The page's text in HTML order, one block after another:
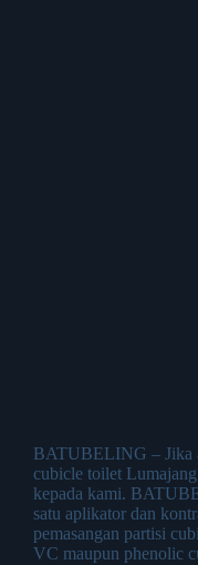
BATUBELING – Jika
cubicle toilet
kepada kami.
satu aplikator dan
pemasangan partisi
VC maupun phenolic